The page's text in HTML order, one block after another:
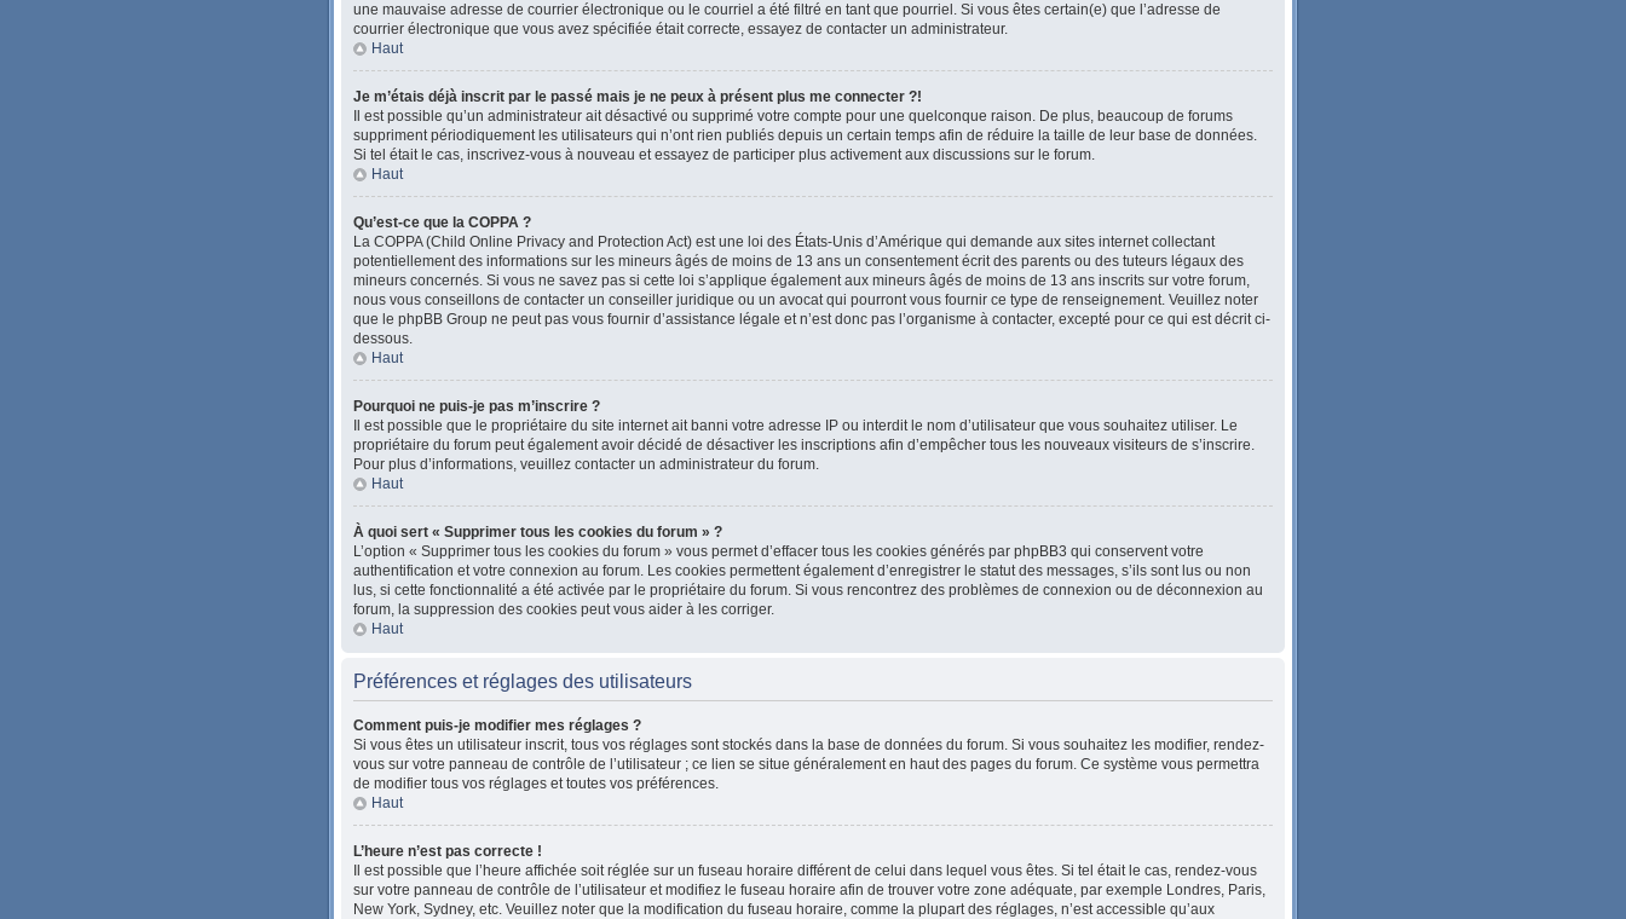
une mauvaise adresse de courrier électronique ou le courriel a été filtré en tant que pourriel. Si vous êtes certain(e) que l’adresse de
courrier électronique que vous avez spécifiée était correcte, essayez de contacter un administrateur.
Haut
Je m’étais déjà inscrit par le passé mais je ne peux à présent plus me connecter ?!
Il est possible qu’un administrateur ait désactivé ou supprimé votre compte pour une quelconque raison. De plus, beaucoup de forums
suppriment périodiquement les utilisateurs qui n’ont rien publiés depuis un certain temps afin de réduire la taille de leur base de données.
Si tel était le cas, inscrivez-vous à nouveau et essayez de participer plus activement aux discussions sur le forum.
Haut
Qu’est-ce que la COPPA ?
La COPPA (Child Online Privacy and Protection Act) est une loi des États-Unis d’Amérique qui demande aux sites internet collectant
potentiellement des informations sur les mineurs âgés de moins de 13 ans un consentement écrit des parents ou des tuteurs légaux des
mineurs concernés. Si vous ne savez pas si cette loi s’applique également aux mineurs âgés de moins de 13 ans inscrits sur votre forum,
nous vous conseillons de contacter un conseiller juridique ou un avocat qui pourront vous fournir ce type de renseignement. Veuillez noter
que le phpBB Group ne peut pas vous fournir d’assistance légale et n’est donc pas l’organisme à contacter, excepté pour ce qui est décrit ci-
dessous.
Haut
Pourquoi ne puis-je pas m’inscrire ?
Il est possible que le propriétaire du site internet ait banni votre adresse IP ou interdit le nom d’utilisateur que vous souhaitez utiliser. Le
propriétaire du forum peut également avoir décidé de désactiver les inscriptions afin d’empêcher tous les nouveaux visiteurs de s’inscrire.
Pour plus d’informations, veuillez contacter un administrateur du forum.
Haut
À quoi sert « Supprimer tous les cookies du forum » ?
L’option « Supprimer tous les cookies du forum » vous permet d’effacer tous les cookies générés par phpBB3 qui conservent votre
authentification et votre connexion au forum. Les cookies permettent également d’enregistrer le statut des messages, s’ils sont lus ou non
lus, si cette fonctionnalité a été activée par le propriétaire du forum. Si vous rencontrez des problèmes de connexion ou de déconnexion au
forum, la suppression des cookies peut vous aider à les corriger.
Haut
Préférences et réglages des utilisateurs
Comment puis-je modifier mes réglages ?
Si vous êtes un utilisateur inscrit, tous vos réglages sont stockés dans la base de données du forum. Si vous souhaitez les modifier, rendez-
vous sur votre panneau de contrôle de l’utilisateur ; ce lien se situe généralement en haut des pages du forum. Ce système vous permettra
de modifier tous vos réglages et toutes vos préférences.
Haut
L’heure n’est pas correcte !
Il est possible que l’heure affichée soit réglée sur un fuseau horaire différent de celui dans lequel vous êtes. Si tel était le cas, rendez-vous
sur votre panneau de contrôle de l’utilisateur et modifiez le fuseau horaire afin de trouver votre zone adéquate, par exemple Londres, Paris,
New York, Sydney, etc. Veuillez noter que la modification du fuseau horaire, comme la plupart des réglages, n’est accessible qu’aux